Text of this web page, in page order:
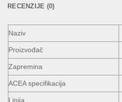
RECENZIJE (0)
Naziv
Proizvođač
Zapremina
ACEA specifikacija
Linija